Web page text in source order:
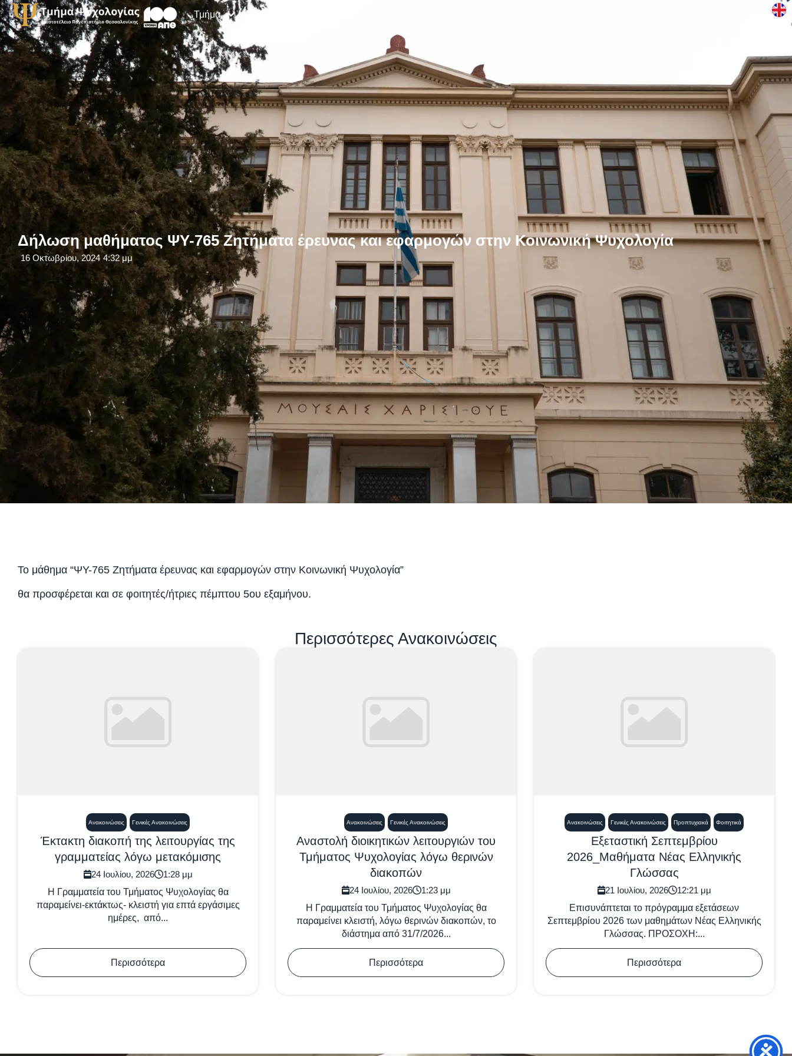
Τμήμα
Δήλωση μαθήματος ΨΥ-765 Ζητήματα έρευνας και εφαρμογών στην Κοινωνική Ψυχολογία
16 Οκτωβρίου, 2024 4:32 μμ
Το μάθημα “ΨY-765 Ζητήματα έρευνας και εφαρμογών στην Κοινωνική Ψυχολογία”
θα προσφέρεται και σε φοιτητές/ήτριες πέμπτου 5ου εξαμήνου.
Περισσότερες Ανακοινώσεις
Ανακοινώσεις Γενικές Ανακοινώσεις
Έκτακτη διακοπή της λειτουργίας της
γραμματείας λόγω μετακόμισης
24 Ιουλίου, 2026
1:28 μμ
Η Γραμματεία του Τμήματος Ψυχολογίας θα
παραμείνει-εκτάκτως- κλειστή για επτά εργάσιμες
ημέρες, από...
Περισσότερα
Ανακοινώσεις Γενικές Ανακοινώσεις
Αναστολή διοικητικών λειτουργιών του
Τμήματος Ψυχολογίας λόγω θερινών
διακοπών
24 Ιουλίου, 2026
1:23 μμ
Η Γραμματεία του Τμήματος Ψυχολογίας θα
παραμείνει κλειστή, λόγω θερινών διακοπών, το
διάστημα από 31/7/2026...
Περισσότερα
Ανακοινώσεις Γενικές Ανακοινώσεις Προπτυχιακά Φοιτητικά
Εξεταστική Σεπτεμβρίου
2026_Μαθήματα Νέας Ελληνικής
Γλώσσας
21 Ιουλίου, 2026
12:21 μμ
Επισυνάπτεται το πρόγραμμα εξετάσεων
Σεπτεμβρίου 2026 των μαθημάτων Νέας Ελληνικής
Γλώσσας. ΠΡΟΣΟΧΗ:...
Περισσότερα